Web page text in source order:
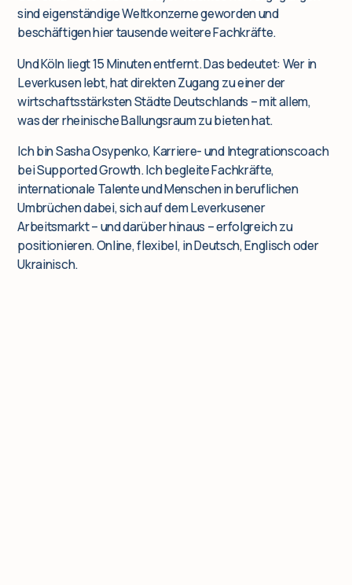
sind eigenständige Weltkonzerne geworden und
beschäftigen hier tausende weitere Fachkräfte.
Und Köln liegt 15 Minuten entfernt. Das bedeutet: Wer in
Leverkusen lebt, hat direkten Zugang zu einer der
wirtschaftsstärksten Städte Deutschlands – mit allem,
was der rheinische Ballungsraum zu bieten hat.
Ich bin Sasha Osypenko, Karriere- und Integrationscoach
bei Supported Growth. Ich begleite Fachkräfte,
internationale Talente und Menschen in beruflichen
Umbrüchen dabei, sich auf dem Leverkusener
Arbeitsmarkt – und darüber hinaus – erfolgreich zu
positionieren. Online, flexibel, in Deutsch, Englisch oder
Ukrainisch.